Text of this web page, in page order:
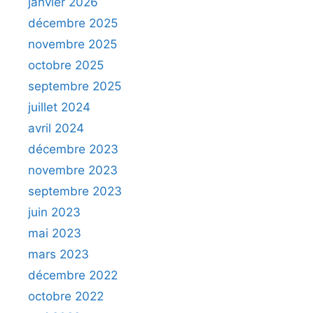
décembre 2025
novembre 2025
octobre 2025
septembre 2025
juillet 2024
avril 2024
décembre 2023
novembre 2023
septembre 2023
juin 2023
mai 2023
mars 2023
décembre 2022
octobre 2022